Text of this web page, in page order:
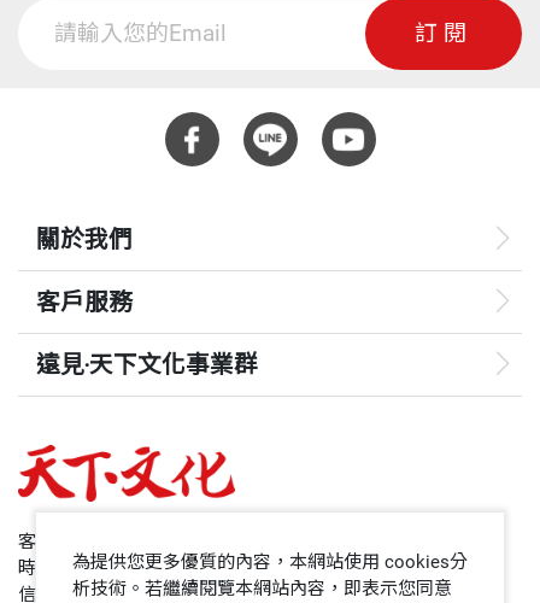
訂閱
關於我們
客戶服務
遠見‧天下文化事業群
哈佛商業評論
領導影響力學院
客服專線：+886 2 2662-0012
時間：週一~週五9:00~12:30;13:30~17:00
信箱：service@cwgv.com.tw
為提供您更多優質的內容，本網站使用 cookies分
析技術。若繼續閱覽本網站內容，即表示您同意